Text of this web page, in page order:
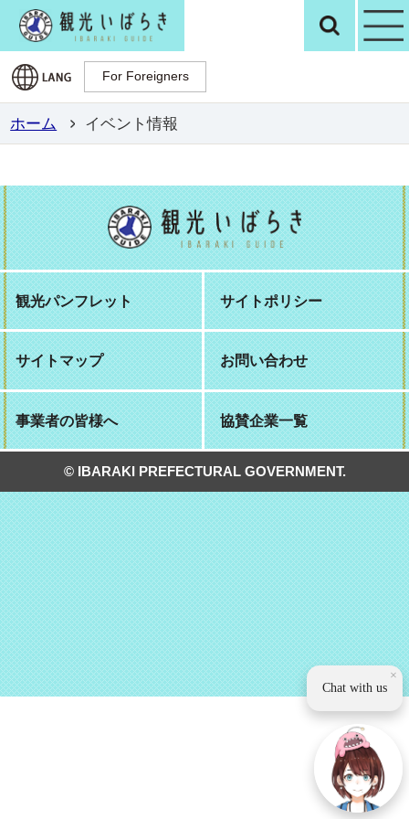
観光いばらき検
For Foreigners
For Foreigners
ホーム イベント情報
観光パンフレット サイトポリシー
サイトマップ お問い合わせ
事業者の皆様へ 協賛企業一覧
© IBARAKI PREFECTURAL GOVERNMENT.
×
Chat with us